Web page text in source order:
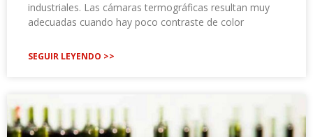
industriales. Las cámaras termográficas resultan muy
adecuadas cuando hay poco contraste de color
SEGUIR LEYENDO >>